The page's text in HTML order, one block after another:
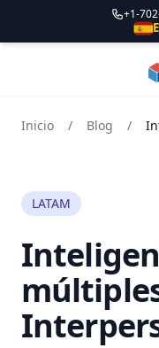
+1-
Inicio / Blog /
LATAM